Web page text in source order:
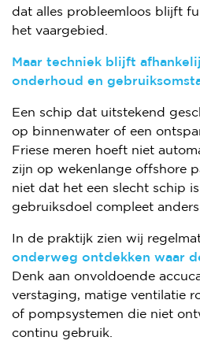
dat alles probleemloos blijft
het vaargebied.
Maar techniek blijft
onderhoud en
Een schip dat uitstekend
op binnenwater of een
Friese meren hoeft niet
zijn op wekenlange offshore
niet dat het een slecht schip
gebruiksdoel compleet anders
In de praktijk zien wij
onderweg ontdekken waar
Denk aan onvoldoende
verstaging, matige ventilatie
of pompsystemen die niet
continu gebruik.